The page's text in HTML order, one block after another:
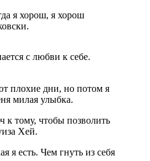
я хорош, я хорош
с любви к себе.
плохие дни, но потом я
милая улыбка.
к тому, чтобы позволить
Хей.
я есть. Чем гнуть из себя